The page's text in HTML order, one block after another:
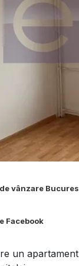
vânzare
Facebook
un